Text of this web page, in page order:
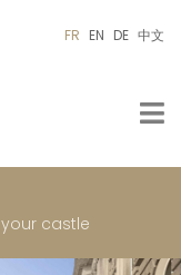
FR EN DE 中文
your castle